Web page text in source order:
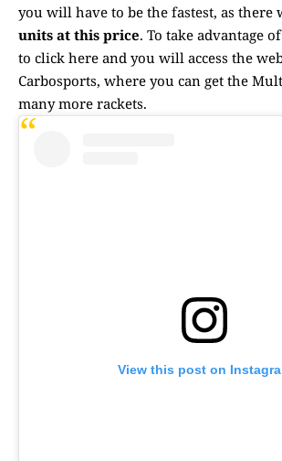
you will have to be the fastest, as there
units at this price. To take advantage
to click here and you will access the
Carbosports, where you can get the
many more rackets.
View this post on